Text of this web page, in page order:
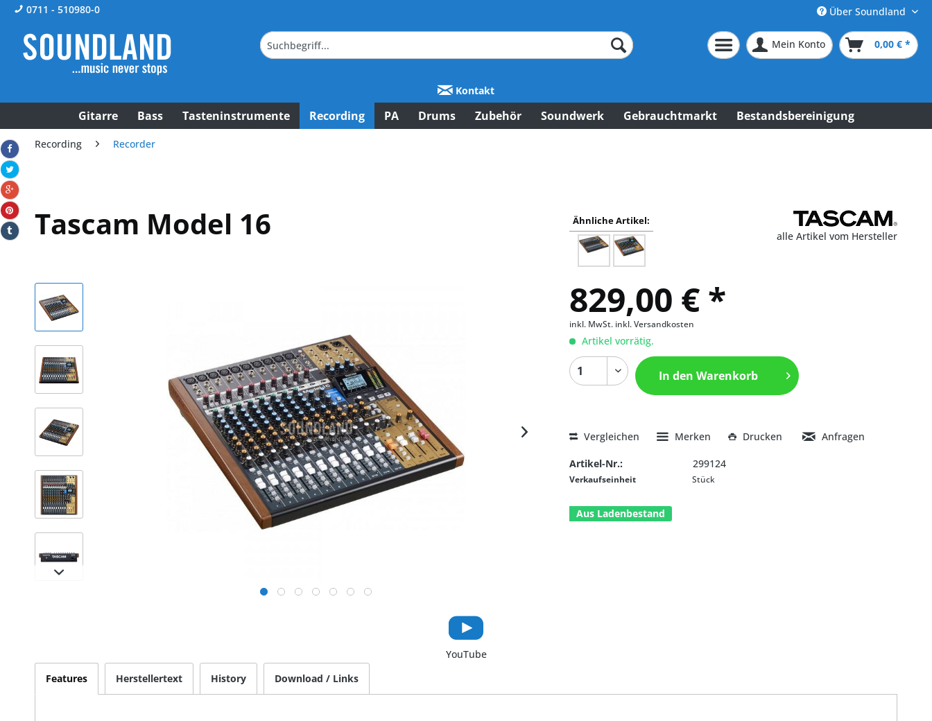
0711 - 510980-0 Über Soundland
Mein Konto 0,00 € *
Kontakt
Gitarre Bass Tasteninstrumente Recording PA Drums Zubehör Soundwerk Gebrauchtmarkt Bestandsbereinigung
Recording Recorder
Tascam Model 16 Ähnliche Artikel:
alle Artikel vom Hersteller
829,00 € *
inkl. MwSt. inkl. Versandkosten
Artikel vorrätig.
In den Warenkorb
Vergleichen Merken Drucken Anfragen
Artikel-Nr.: 299124
Verkaufseinheit Stück
Aus Ladenbestand
YouTube
Features
Herstellertext History Download / Links